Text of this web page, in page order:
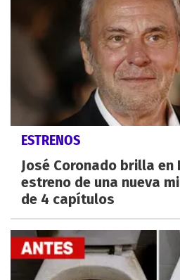
ESTRENOS
José Coronado brilla en
estreno de una nueva
de 4 capítulos